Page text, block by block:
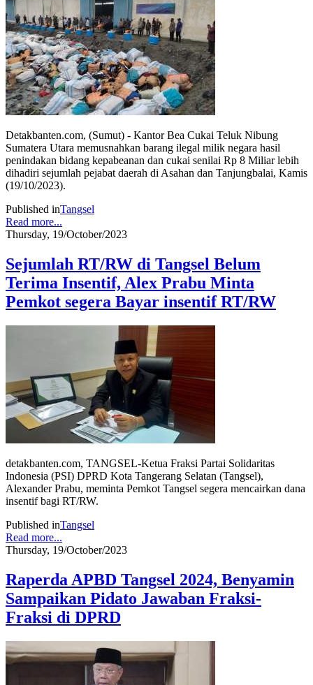
Detakbanten.com, (Sumut) - Kantor Bea Cukai Teluk Nibung
Sumatera Utara memusnahkan barang ilegal milik negara hasil
penindakan bidang kepabeanan dan cukai senilai Rp 8 Miliar lebih
dihadiri sejumlah pejabat daerah di Asahan dan Tanjungbalai, Kamis
(19/10/2023).
Published inTangsel
Read more...
Thursday, 19/October/2023
Sejumlah RT/RW di Tangsel Belum
Terima Insentif, Alex Prabu Minta
Pemkot segera Bayar insentif RT/RW
detakbanten.com, TANGSEL-Ketua Fraksi Partai Solidaritas
Indonesia (PSI) DPRD Kota Tangerang Selatan (Tangsel),
Alexander Prabu, meminta Pemkot Tangsel segera mencairkan dana
insentif bagi RT/RW.
Published inTangsel
Read more...
Thursday, 19/October/2023
Raperda APBD Tangsel 2024, Benyamin
Sampaikan Pidato Jawaban Fraksi-
Fraksi di DPRD